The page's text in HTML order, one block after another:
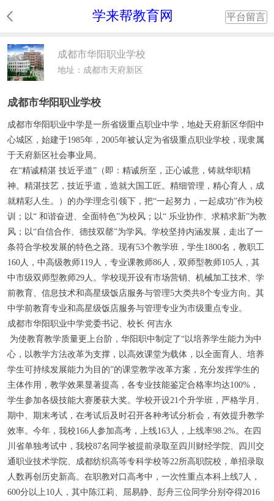
学来帮教育网 平台留言
成都市华阳职业学校
地址：成都市天府新区
成都市华阳职业学校
成都市华阳职业中学是一所省级重点职业中学，地处天府新区华阳中
心城区，始建于1985年，2005年被认定为省级重点职业学校，现隶属
于天府新区社会事业局。
在“精诚精湛 技近乎道”（即：精诚所至，正心诚意，铸就华职精
神。精湛技艺，技近乎道，造就大国工匠。精细管理，精心育人，成
就精彩人生。）的办学理念引领下，把“一起努力，一起成功”作为校
训；以“ 和谐奋进、全面特色”为校风；以“ 乐业协作、求精求新”为教
风；以“自信合作、德技双罄”为学风。学校坚持内涵发展，走出了一
条符合学校发展的特色之路。现有53个教学班，学生1800名，教职工
160人，中高级教师119人，专业课教师86人，双师型教师105人，其
中市级双师型教师29人。学校现开设有市场营销、机械加工技术、学
前教育、信息技术和高星级饭店服务与管理5大类共8个专业方向。其
中学前教育专业和高星级饭店服务与管理专业为市级重点专业。
成都市华阳职业中学党委书记、校长 何吉永
为使教育教学质量更上台阶，华阳职中制定了“以培养学生能力为中
心，以教学方法改革为支撑，以高效课堂为载体，以全面育人、培养
学生可持续发展能力为目的”的课堂教学改革方案，充分发挥学生的
主体作用，教学效果显著提高，各专业技能鉴定合格率均达100%，
学生参加各级技能大赛屡获大奖。学校开设21个升学班，严格学月、
期中、期末考试，在考试后及时召开各种考试分析会，有效提升教学
效率。今年，我校166人参加高考，上线163人，上线率98.2%。在四
川省单独考试中，我校87名同学被提前录取至四川财经学院、四川交
通职业技术学院、成都纺织高等专科学校等22所高职院校，单招录取
人数再创历史新高。在职教对口高考中，一次性重点本科上线7人，
600分以上10人，其中陈江莉、屈易静、彭舟三位同学分别夺得2016